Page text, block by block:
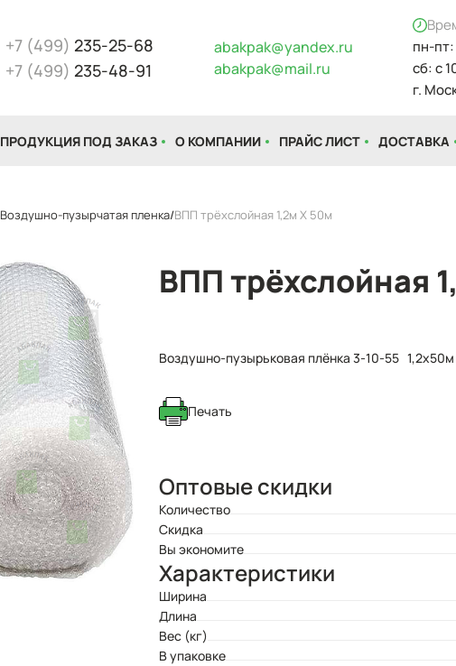
+7 (499) 235-25-68
+7 (499) 235-48-91
abakpak@yandex.ru
abakpak@mail.ru
пн-пт:
сб: с
г.
ПРОДУКЦИЯ ПОД ЗАКАЗ О КОМПАНИИ ПРАЙС ЛИСТ ДОСТАВКА
Воздушно-пузырчатая пленка ВПП трёхслойная 1,2м Х 50м
ВПП трёхслойная
Воздушно-пузырьковая плёнка 3-10-55
Печать
Оптовые скидки
Количество
Скидка
Вы экономите
Характеристики
Ширина
Длина
Вес (кг)
В упаковке